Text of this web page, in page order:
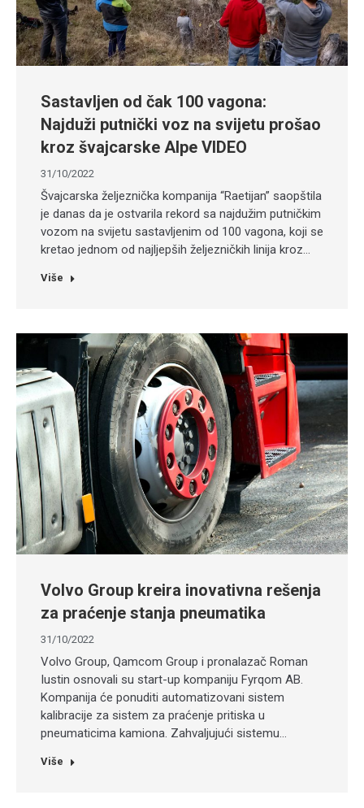
Sastavljen od čak 100 vagona:
Najduži putnički voz na svijetu prošao
kroz švajcarske Alpe VIDEO
31/10/2022
Švajcarska željeznička kompanija “Raetijan” saopštila
je danas da je ostvarila rekord sa najdužim putničkim
vozom na svijetu sastavljenim od 100 vagona, koji se
kretao jednom od najljepših željezničkih linija kroz…
Više
Volvo Group kreira inovativna rešenja
za praćenje stanja pneumatika
31/10/2022
Volvo Group, Qamcom Group i pronalazač Roman
Iustin osnovali su start-up kompaniju Fyrqom AB.
Kompanija će ponuditi automatizovani sistem
kalibracije za sistem za praćenje pritiska u
pneumaticima kamiona. Zahvaljujući sistemu…
Više